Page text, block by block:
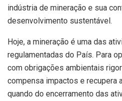
indústria de mineração e sua
desenvolvimento sustentável.
Hoje, a mineração é uma das
regulamentadas do País. Para
com obrigações ambientais
compensa impactos e recupera
quando do encerramento das